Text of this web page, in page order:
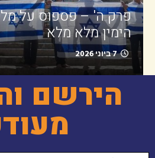
פרק ה' – פספוס על
הימין מלא מלא
7 ביוני 2026
הירשם